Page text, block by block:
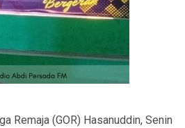
Remaja (GOR) Hasanuddin, Senin